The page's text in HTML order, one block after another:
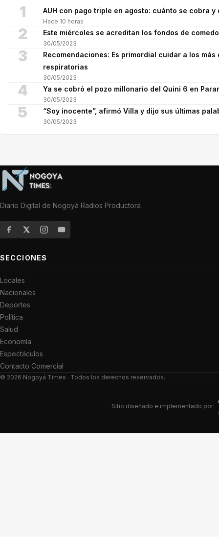
1 AUH con pago triple en agosto: cuánto se cobra
Hace 10 horas
2 Este miércoles se acreditan los fondos de
30/05/2023
3
Recomendaciones: Es primordial cuidar a los
respiratorias
30/05/2023
4 Ya se cobró el pozo millonario del Quini 6 en
30/05/2023
5 “Soy inocente”, afirmó Villa y dijo sus últimas
30/05/2023
Diario Digital de Nogoyá Radios Productora
SECCIONES
Locales
Nacionales
Deportes
Política
Salud
Economía
Espectáculos
Contacto Comercial
© 2026 Nogoyá Times . Todos los derechos reservados.
Sitio diseñado e implementado por